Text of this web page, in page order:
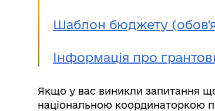
Шаблон бюджету
Інформація про
Якщо у вас виникли запитання
національною координаторкою